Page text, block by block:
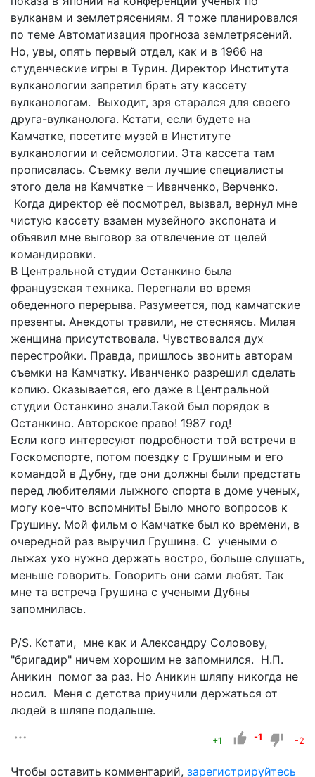
вулканам и землетрясениям. Я тоже планировался
по теме Автоматизация прогноза землетрясений.
Но, увы, опять первый отдел, как и в 1966 на
студенческие игры в Турин. Директор Института
вулканологии запретил брать эту кассету
вулканологам. Выходит, зря старался для своего
друга-вулканолога. Кстати, если будете на
Камчатке, посетите музей в Институте
вулканологии и сейсмологии. Эта кассета там
прописалась. Съемку вели лучшие специалисты
этого дела на Камчатке – Иванченко, Верченко.
Когда директор её посмотрел, вызвал, вернул мне
чистую кассету взамен музейного экспоната и
объявил мне выговор за отвлечение от целей
командировки.
В Центральной студии Останкино была
французская техника. Перегнали во время
обеденного перерыва. Разумеется, под камчатские
презенты. Анекдоты травили, не стесняясь. Милая
женщина присутствовала. Чувствовался дух
перестройки. Правда, пришлось звонить авторам
съемки на Камчатку. Иванченко разрешил сделать
копию. Оказывается, его даже в Центральной
студии Останкино знали.Такой был порядок в
Останкино. Авторское право! 1987 год!
Если кого интересуют подробности той встречи в
Госкомспорте, потом поездку с Грушиным и его
командой в Дубну, где они должны были предстать
перед любителями лыжного спорта в доме ученых,
могу кое-что вспомнить! Было много вопросов к
Грушину. Мой фильм о Камчатке был ко времени, в
очередной раз выручил Грушина. С учеными о
лыжах ухо нужно держать востро, больше слушать,
меньше говорить. Говорить они сами любят. Так
мне та встреча Грушина с учеными Дубны
запомнилась.
P/S. Кстати, мне как и Александру Соловову,
"бригадир" ничем хорошим не запомнился. Н.П.
Аникин помог за раз. Но Аникин шляпу никогда не
носил. Меня с детства приучили держаться от
людей в шляпе подальше.
+1 -1 -2
Чтобы оставить комментарий, зарегистрируйтесь